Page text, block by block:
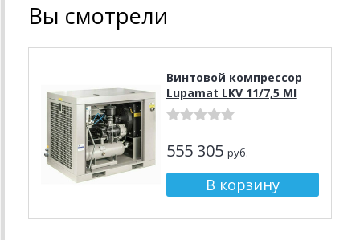
Вы смотрели
Винтовой компрессор
Lupamat LKV 11/7,5 MI
555 305 руб.